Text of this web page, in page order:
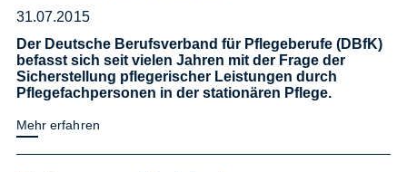
31.07.2015
Der Deutsche Berufsverband für Pflegeberufe (DBfK)
befasst sich seit vielen Jahren mit der Frage der
Sicherstellung pflegerischer Leistungen durch
Pflegefachpersonen in der stationären Pflege.
Mehr erfahren